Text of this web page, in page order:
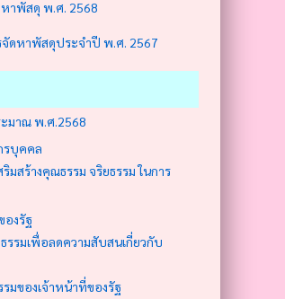
หาพัสดุ พ.ศ. 2568
จัดหาพัสดุประจำปี พ.ศ. 2567
มาณ พ.ศ.2568
รบุคคล
มสร้างคุณธรรม จริยธรรม ในการ
องรัฐ
รมเพื่อลดความสับสนเกี่ยวกับ
รมของเจ้าหน้าที่ของรัฐ